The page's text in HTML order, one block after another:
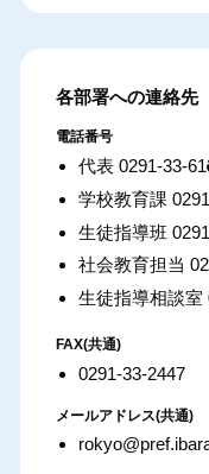
各部署への連絡先
電話番号
代表 0291-33-
学校教育課
生徒指導班
社会教育担当
生徒指導相談室
FAX(共通)
0291-33-2447
メールアドレス(共通)